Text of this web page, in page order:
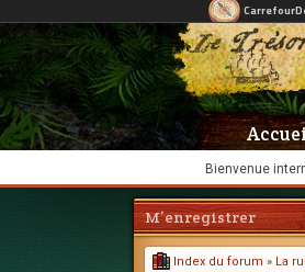
Bienvenue
M’enregistrer
Index du forum » La